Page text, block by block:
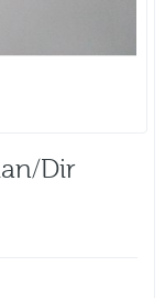
dir